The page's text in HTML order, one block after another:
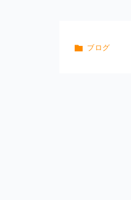
ブログ